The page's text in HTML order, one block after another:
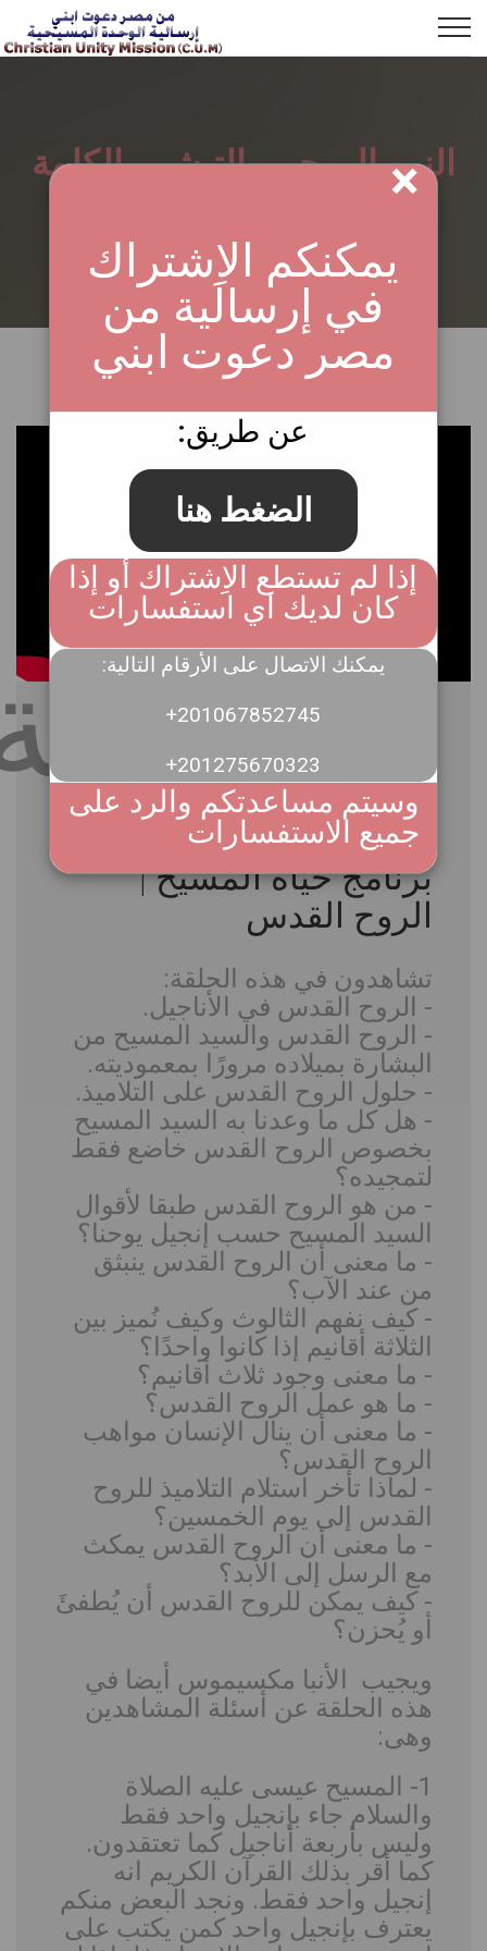
×
يمكنكم الاِشتراك
في إرسالية من
مصر دعوت ابني
:عن طريق
الضغط هنا
إذا لم تستطع الاِشتراك أو إذا
كان لديك اي استفسارات
:يمكنك الاتصال على الأرقام التالية
+201067852745
+201275670323
وسيتم مساعدتكم والرد على
جميع الاستفسارات
النمو الروحي والتبشير بالكلمة
برنامَج حياة المسيح |
الروح القدس
تشاهدون في هذه الحلقة:
- الروح القدس في الأناجيل.
- الروح القدس والسيد المسيح من
البشارة بميلاده مرورًا بمعموديته.
- حلول الروح القدس على التلاميذ.
- هل كل ما وعدنا به السيد المسيح
بخصوص الروح القدس خاضع فقط
لتمجيده؟
- من هو الروح القدس طبقا لأقوال
السيد المسيح حسب إنجيل يوحنا؟
- ما معنى أن الروح القدس ينبثق
من عند الآب؟
- كيف نفهم الثالوث وكيف نُميز بين
الثلاثة أقانيم إذا كانوا واحدًا؟
- ما معنى وجود ثلاث أقانيم؟
- ما هو عمل الروح القدس؟
- ما معنى أن ينال الإنسان مواهب
الروح القدس؟
- لماذا تأخر استلام التلاميذ للروح
القدس إلى يوم الخمسين؟
- ما معنى أن الروح القدس يمكث
مع الرسل إلى الأبد؟
- كيف يمكن للروح القدس أن يُطفئَ
أو يُحزن؟
ويجيب الأنبا مكسيموس أيضا في
هذه الحلقة عن أسئلة المشاهدين
وهى:
1- المسيح عيسى عليه الصلاة
والسلام جاء بإنجيل واحد فقط
وليس بأربعة أناجيل كما تعتقدون.
كما أقر بذلك القرآن الكريم انه
إنجيل واحد فقط. ونجد البعض منكم
يعترف بإنجيل واحد كمن يكتب على